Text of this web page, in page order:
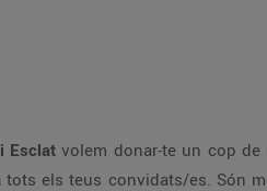
Esclat volem donar-te un cop
tots els teus convidats/es. Són